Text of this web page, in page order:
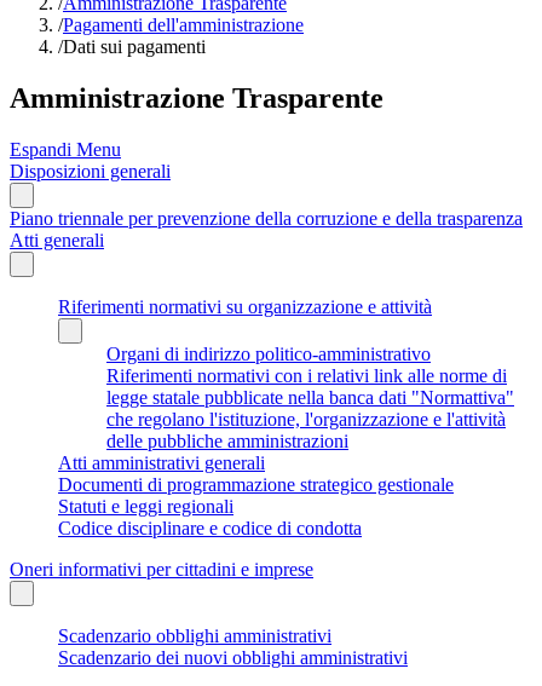
/Pagamenti dell'amministrazione
/Dati sui pagamenti
Amministrazione Trasparente
Espandi Menu
Disposizioni generali
Piano triennale per prevenzione della corruzione e della trasparenza
Atti generali
Riferimenti normativi su organizzazione e attività
Organi di indirizzo politico-amministrativo
Riferimenti normativi con i relativi link alle norme di
legge statale pubblicate nella banca dati "Normattiva"
che regolano l'istituzione, l'organizzazione e l'attività
delle pubbliche amministrazioni
Atti amministrativi generali
Documenti di programmazione strategico gestionale
Statuti e leggi regionali
Codice disciplinare e codice di condotta
Oneri informativi per cittadini e imprese
Scadenzario obblighi amministrativi
Scadenzario dei nuovi obblighi amministrativi